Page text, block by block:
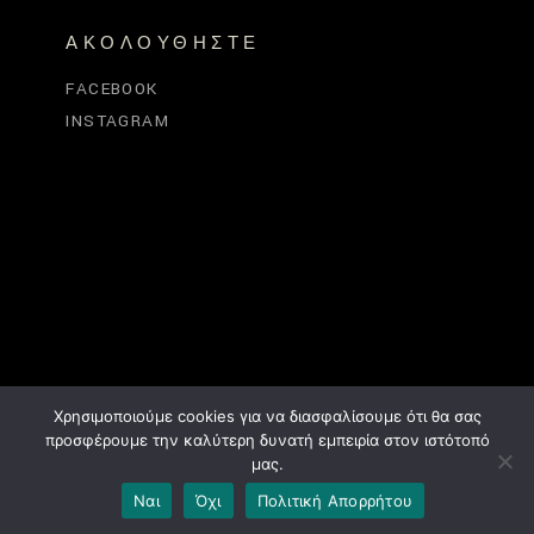
ΑΚΟΛΟΥΘΉΣΤΕ
FACEBOOK
INSTAGRAM
Χρησιμοποιούμε cookies για να διασφαλίσουμε ότι θα σας
προσφέρουμε την καλύτερη δυνατή εμπειρία στον ιστότοπό
μας.
Ναι
Όχι Πολιτική Απορρήτου